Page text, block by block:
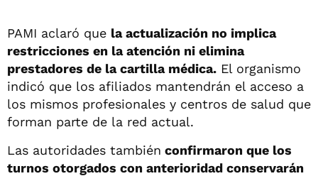
PAMI aclaró que la actualización no implica
restricciones en la atención ni elimina
prestadores de la cartilla médica. El organismo
indicó que los afiliados mantendrán el acceso a
los mismos profesionales y centros de salud que
forman parte de la red actual.
Las autoridades también confirmaron que los
turnos otorgados con anterioridad conservarán